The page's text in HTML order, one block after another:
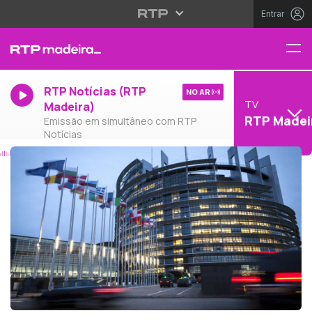
Entrar
RTP Notícias (RTP
Madeira)
Emissão em simultâneo com RTP
Notícias
NO AR
TV
RTP